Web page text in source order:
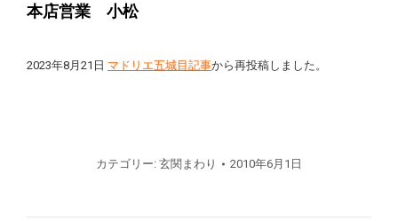
本店営業 小松
2023年8月21日 マドリエ五城目記事から再投稿しました。
カテゴリー: 玄関まわり 2010年6月1日